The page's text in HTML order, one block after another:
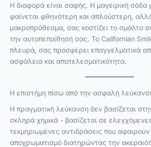
Η διαφορά είναι σαφής. Η μαγειρική σόδα
φαίνεται φθηνότερη και απλούστερη,
μακροπρόθεσμα, σας κοστίζει το σμάλτο
την αυτοπεποίθησή σας. Το Californian
πλευρά, σας προσφέρει επαγγελματικά
ασφάλεια και αποτελεσματικότητα.
Η επιστήμη πίσω από την ασφαλή
Η πραγματική λεύκανση δεν βασίζεται
σκληρά χημικά - βασίζεται σε
τεκμηριωμένες αντιδράσεις που αφαιρούν
αποχρωματισμό διατηρώντας την